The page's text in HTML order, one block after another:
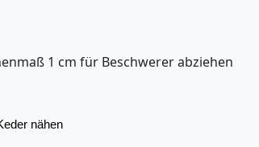
1 cm für Beschwerer abziehen